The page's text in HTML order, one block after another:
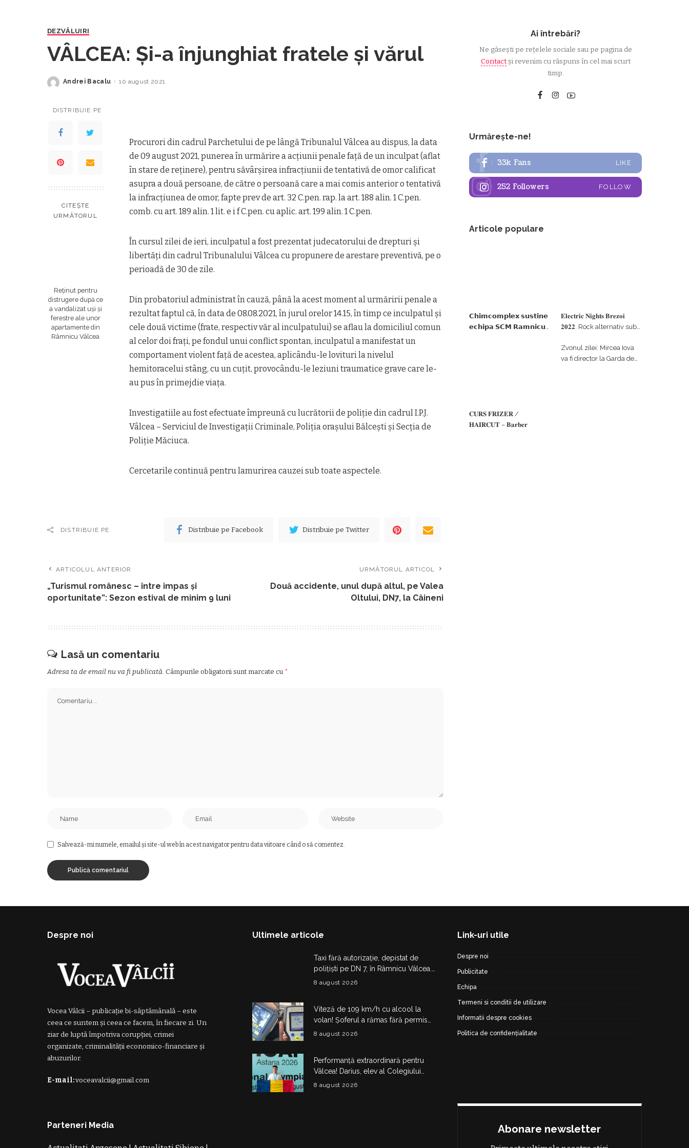
DEZVĂLUIRI
VÂLCEA: Și-a înjunghiat fratele și vărul
Posted
Andrei Bacalu 10 august 2021
DISTRIBUIE PE
CITEȘTE
URMĂTORUL
Reținut pentru
distrugere după ce
a vandalizat uși și
ferestre ale unor
apartamente din
Râmnicu Vâlcea
Procurori din cadrul Parchetului de pe lângă Tribunalul Vâlcea au dispus, la data
de 09 august 2021, punerea în urmărire a acțiunii penale față de un inculpat (aflat
în stare de reținere), pentru săvârșirea infracțiunii de tentativă de omor calificat
asupra a două persoane, de către o persoană care a mai comis anterior o tentativă
la infracțiunea de omor, fapte prev de art. 32 C.pen. rap. la art. 188 alin. 1 C.pen.
comb. cu art. 189 alin. 1 lit. e i f C.pen. cu aplic. art. 199 alin. 1 C.pen.
În cursul zilei de ieri, inculpatul a fost prezentat judecatorului de drepturi și
libertăți din cadrul Tribunalului Vâlcea cu propunere de arestare preventivă, pe o
perioadă de 30 de zile.
Din probatoriul administrat în cauză, până la acest moment al urmăririi penale a
rezultat faptul că, în data de 08.08.2021, în jurul orelor 14.15, în timp ce inculpatul și
cele două victime (frate, respectiv văr al inculpatului) se aflau la domiciliul comun
al celor doi frați, pe fondul unui conflict spontan, inculpatul a manifestat un
comportament violent față de acestea, aplicându-le lovituri la nivelul
hemitoracelui stâng, cu un cuțit, provocându-le leziuni traumatice grave care le-
au pus în primejdie viața.
Investigatiile au fost efectuate împreună cu lucrătorii de poliție din cadrul I.P.J.
Vâlcea – Serviciul de Investigații Criminale, Poliția orașului Bălcești și Secția de
Poliție Măciuca.
Cercetarile continuă pentru lamurirea cauzei sub toate aspectele.
DISTRIBUIE PE Distribuie pe Facebook Distribuie pe Twitter
ARTICOLUL ANTERIOR
„Turismul românesc – între impas și
oportunitate”: Sezon estival de minim 9 luni
URMĂTORUL ARTICOL
Două accidente, unul după altul, pe Valea
Oltului, DN7, la Câineni
Lasă un comentariu
Adresa ta de email nu va fi publicată. Câmpurile obligatorii sunt marcate cu *
Salvează-mi numele, emailul și site-ul web în acest navigator pentru data viitoare când o să comentez.
Ai întrebări?
Ne găsești pe rețelele sociale sau pe pagina de
Contactși revenim cu răspuns în cel mai scurt
timp.
Urmărește-ne!
33k Fans LIKE
252 Followers FOLLOW
Articole populare
𝗖𝗵𝗶𝗺𝗰𝗼𝗺𝗽𝗹𝗲𝘅 𝘀𝘂𝘀𝘁𝗶𝗻𝗲
𝗲𝗰𝗵𝗶𝗽𝗮 𝗦𝗖𝗠 𝗥𝗮𝗺𝗻𝗶𝗰𝘂
𝐄𝐥𝐞𝐜𝐭𝐫𝐢𝐜 𝐍𝐢𝐠𝐡𝐭𝐬 𝐁𝐫𝐞𝐳𝐨𝐢
𝟐𝟎𝟐𝟐. Rock alternativ sub
#𝐁𝐫𝐞𝐳𝐨𝐢𝐮𝐥𝐋𝐮𝐦𝐢𝐢
𝐂𝐔𝐑𝐒 𝐅𝐑𝐈𝐙𝐄𝐑 /
𝐇𝐀𝐈𝐑𝐂𝐔𝐓 – 𝐁𝐚𝐫𝐛𝐞𝐫
Zvonul zilei: Mircea Iova
va fi director la Garda de
Despre noi
Vocea Vâlcii – publicație bi-săptămânală – este
ceea ce suntem și ceea ce facem, în fiecare zi. Un
ziar de luptă împotriva corupției, crimei
organizate, criminalității economico-financiare și
abuzurilor.
E-mail:voceavalcii@gmail.com
Parteneri Media
Ultimele articole
Taxi fără autorizație, depistat de
polițiști pe DN 7, în Râmnicu Vâlcea.
Șoferul a rămas fără plăcuțe timp de
8 august 2026
Viteză de 109 km/h cu alcool la
volan! Șoferul a rămas fără permis
180 de zile și a primit amendă de
8 august 2026
Performanță extraordinară pentru
Vâlcea! Darius, elev al Colegiului
Național de Informatică „Matei
8 august 2026
Link-uri utile
Despre noi
Publicitate
Echipa
Termeni si conditii de utilizare
Informatii despre cookies
Politica de confidențialitate
Abonare newsletter